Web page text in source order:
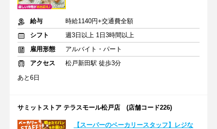
給与
時給1140円+交通費全額
シフト
週3日以上 1日3時間以上
雇用形態
アルバイト・パート
アクセス
松戸新田駅 徒歩3分
あと6日
サミットストア テラスモール松戸店 (店舗コード226)
【スーパーのベーカリースタッフ】レジな